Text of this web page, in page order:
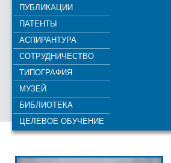
ПУБЛИКАЦИИ
ПАТЕНТЫ
АСПИРАНТУРА
СОТРУДНИЧЕСТВО
ТИПОГРАФИЯ
МУЗЕЙ
БИБЛИОТЕКА
ЦЕЛЕВОЕ ОБУЧЕНИЕ